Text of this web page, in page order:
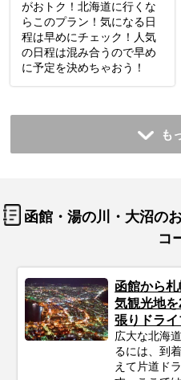
がおトク！北海道に行くな
らこのプラン！気になる日
程は早めにチェック！人気
の日程は混み合うので早め
に予定を決めちゃおう！
も
函館・湯の川・大沼の
コ
函館から
気観光地
張りドラ
広大な北海
るには、到
えて片道ド